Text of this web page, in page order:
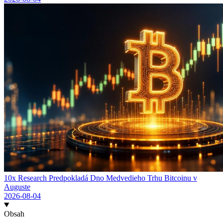
10x Research Predpokladá Dno Medvedieho Trhu Bitcoinu v
Auguste
2026-08-04
Obsah